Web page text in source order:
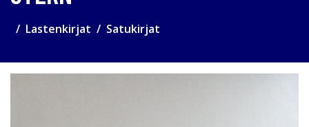
Lastenkirjat Satukirjat